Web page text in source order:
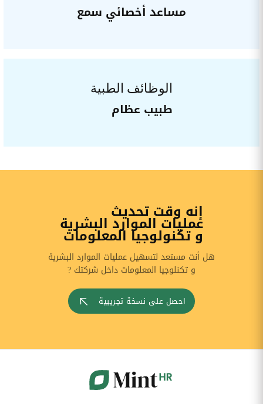
مساعد أخصائي سمع
الوظائف الطبية
طبيب عظام
إنه وقت تحديث
عمليات الموارد البشرية
و تكنولوجيا المعلومات
هل أنت مستعد لتسهيل عمليات الموارد البشرية
و تكنلوجيا المعلومات داخل شركتك ?
احصل على نسخة تجريبية